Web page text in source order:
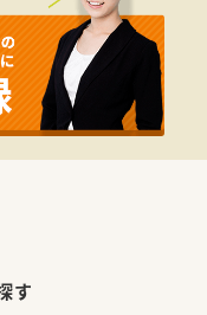
退院時などに時折発生致
まで、混注業務は発生致
くはございませんが発
わせた勤務が選べます。
ら勤務時間も相談出来
。
す